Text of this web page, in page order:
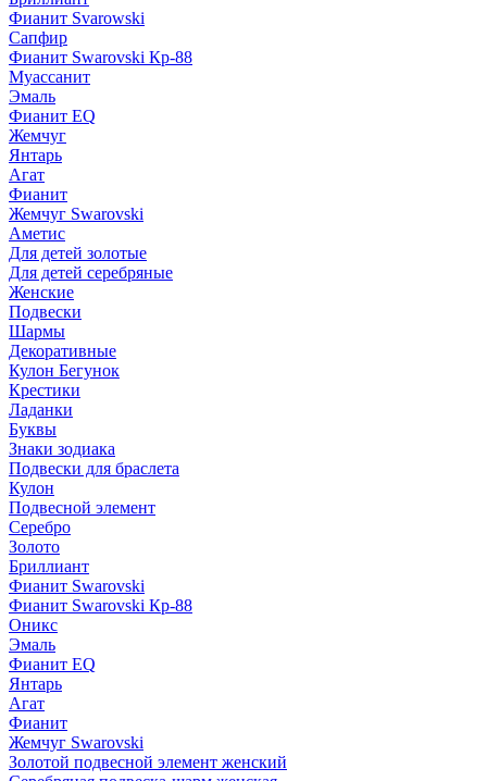
Фианит Svarowski
Сапфир
Фианит Swarovski Кр-88
Муассанит
Эмаль
Фианит EQ
Жемчуг
Янтарь
Агат
Фианит
Жемчуг Swarovski
Аметис
Для детей золотые
Для детей серебряные
Женские
Подвески
Шармы
Декоративные
Кулон Бегунок
Крестики
Ладанки
Буквы
Знаки зодиака
Подвески для браслета
Кулон
Подвесной элемент
Серебро
Золото
Бриллиант
Фианит Swarovski
Фианит Swarovski Кр-88
Оникс
Эмаль
Фианит EQ
Янтарь
Агат
Фианит
Жемчуг Swarovski
Золотой подвесной элемент женcкий